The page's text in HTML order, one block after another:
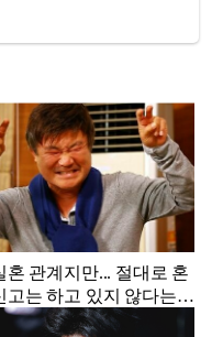
혼 관계지만... 절대로 혼
고는 하고 있지 않다는